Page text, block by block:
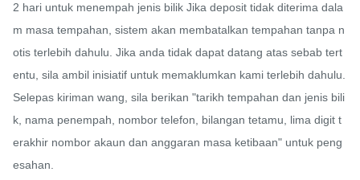
2 hari untuk menempah jenis bilik Jika deposit tidak diterima dala
m masa tempahan, sistem akan membatalkan tempahan tanpa n
otis terlebih dahulu. Jika anda tidak dapat datang atas sebab tert
entu, sila ambil inisiatif untuk memaklumkan kami terlebih dahulu.
Selepas kiriman wang, sila berikan "tarikh tempahan dan jenis bili
k, nama penempah, nombor telefon, bilangan tetamu, lima digit t
erakhir nombor akaun dan anggaran masa ketibaan" untuk peng
esahan.